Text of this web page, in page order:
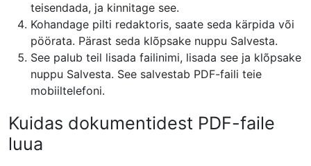
teisendada, ja kinnitage see.
Kohandage pilti redaktoris, saate seda kärpida või
pöörata. Pärast seda klõpsake nuppu Salvesta.
See palub teil lisada failinimi, lisada see ja klõpsake
nuppu Salvesta. See salvestab PDF-faili teie
mobiiltelefoni.
Kuidas dokumentidest PDF-faile
luua